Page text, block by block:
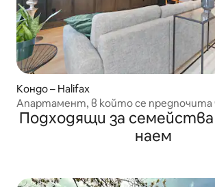
Кондо – Halifax
Апартамент, в който се предпочита
Подходящи за
наем